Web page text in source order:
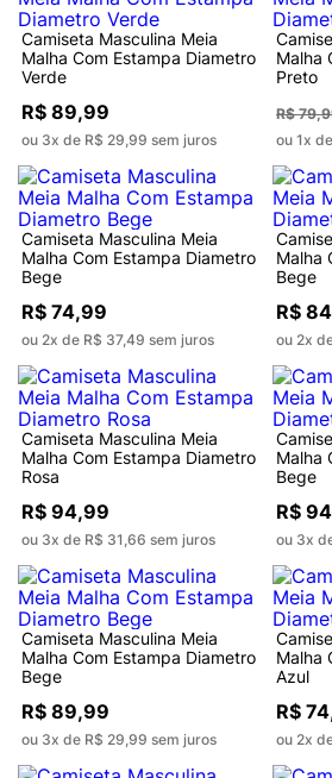
Camiseta Masculina Meia
Malha Com Estampa Diametro
Verde
R$ 89,99
ou 3x de R$ 29,99 sem juros
Malha
Preto
R$
ou 1x
Camiseta Masculina Meia
Malha Com Estampa Diametro
Bege
R$ 74,99
ou 2x de R$ 37,49 sem juros
Malha
Bege
R$
ou 2x
Camiseta Masculina Meia
Malha Com Estampa Diametro
Rosa
R$ 94,99
ou 3x de R$ 31,66 sem juros
Malha
Bege
R$
ou 3x
Camiseta Masculina Meia
Malha Com Estampa Diametro
Bege
R$ 89,99
ou 3x de R$ 29,99 sem juros
Malha
Azul
R$
ou 2x